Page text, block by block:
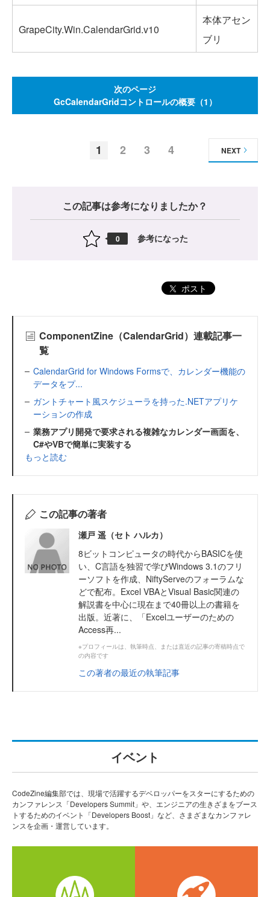
GrapeCity.Win.CalendarGrid.v10
本体アセン
ブリ
次のページ
GcCalendarGridコントロールの概要（1）
1 2 3 4 NEXT
この記事は参考になりましたか？
0 参考になった
ポスト
ComponentZine（CalendarGrid）連載記事一
覧
CalendarGrid for Windows Formsで、カレンダー機能の
データをプ...
ガントチャート風スケジューラを持った.NETアプリケ
ーションの作成
業務アプリ開発で要求される複雑なカレンダー画面を、
C#やVBで簡単に実装する
もっと読む
この記事の著者
瀬戸 遥（セト ハルカ）
8ビットコンピュータの時代からBASICを使
い、C言語を独習で学びWindows 3.1のフリ
ーソフトを作成、NiftyServeのフォーラムな
どで配布。Excel VBAとVisual Basic関連の
解説書を中心に現在まで40冊以上の書籍を
出版。近著に、「Excelユーザーのための
Access再...
※プロフィールは、執筆時点、または直近の記事の寄稿時点で
の内容です
この著者の最近の執筆記事
イベント
CodeZine編集部では、現場で活躍するデベロッパーをスターにするための
カンファレンス「Developers Summit」や、エンジニアの生きざまをブース
トするためのイベント「Developers Boost」など、さまざまなカンファレ
ンスを企画・運営しています。